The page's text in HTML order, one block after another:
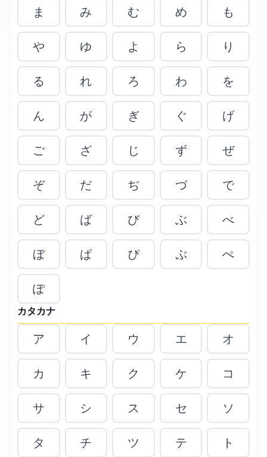
ま み む め も
や ゆ よ ら り
る れ ろ わ を
ん が ぎ ぐ げ
ご ざ じ ず ぜ
ぞ だ ぢ づ で
ど ば び ぶ べ
ぼ ぱ ぴ ぷ ぺ
ぽ
カタカナ
ア イ ウ エ オ
カ キ ク ケ コ
サ シ ス セ ソ
タ チ ツ テ ト